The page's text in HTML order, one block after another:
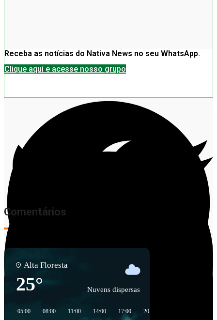
Receba as notícias do Nativa News no seu WhatsApp.
Clique aqui e acesse nosso grupo
Facebook
Comentários
Alta Floresta
25° Nuvens dispersas
05:00 08:00 11:00 14:00 17:00 20:00